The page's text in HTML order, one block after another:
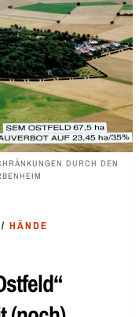
DURCH DEN
/ HÄNDE